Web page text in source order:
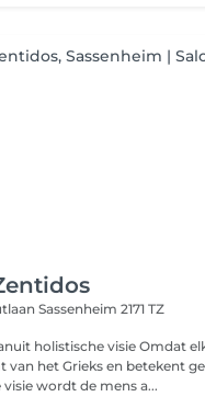
Sassenheim 2171 TZ
visie Omdat elke mens uniek is!
van het Grieks en betekent
visie wordt de mens a...